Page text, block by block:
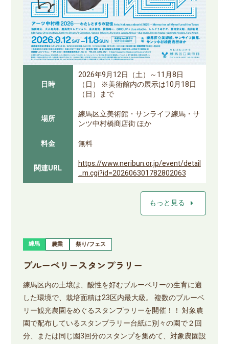
日時
2026年9月12日（土）～11月8日
（日） ※美術館内の展示は10月18日
（日）まで
場所
練馬区立美術館・サンライフ練馬・サ
ンツ中村橋商店街 ほか
料金
無料
関連URL
https://www.neribun.or.jp/event/detail
_m.cgi?id=202606301782802063
もっと見る arrow_right
練馬 農業 祭り/フェス
ブルーベリースタンプラリー
練馬区内の土壌は、酸性を好むブルーベリーの生育に適
した環境で、栽培面積は23区内最大級。 複数のブルーベ
リー観光農園をめぐるスタンプラリーを開催！！ 対象農
園で配布しているスタンプラリー台紙に別々の園で２回
分、または同じ園3回分のスタンプを集めて、対象農園設